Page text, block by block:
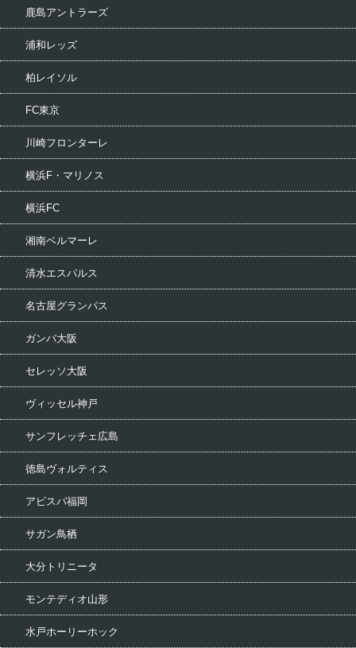
鹿島アントラーズ
浦和レッズ
柏レイソル
FC東京
川崎フロンターレ
横浜F・マリノス
横浜FC
湘南ベルマーレ
清水エスパルス
名古屋グランパス
ガンバ大阪
セレッソ大阪
ヴィッセル神戸
サンフレッチェ広島
徳島ヴォルティス
アビスパ福岡
サガン鳥栖
大分トリニータ
モンテディオ山形
水戸ホーリーホック